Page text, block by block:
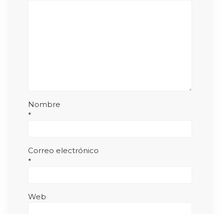
Nombre
*
Correo electrónico
*
Web